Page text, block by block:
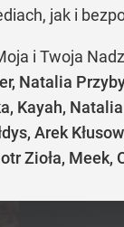
jak i
i Twoja
Natalia
Kayah,
Arek
Zioła, Meek,